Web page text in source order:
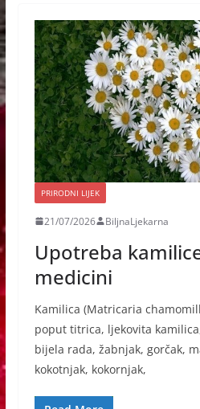
PRIRODNI LIJEK
21/07/2026 BiljnaLjekarna
Upotreba
medicini
Kamilica (Matricaria
poput titrica, ljekovita
bijela rada, žabnjak, gorčak,
kokotnjak, kokornjak,